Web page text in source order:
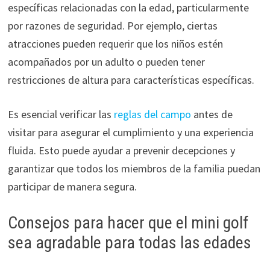
específicas relacionadas con la edad, particularmente
por razones de seguridad. Por ejemplo, ciertas
atracciones pueden requerir que los niños estén
acompañados por un adulto o pueden tener
restricciones de altura para características específicas.
Es esencial verificar las reglas del campo antes de
visitar para asegurar el cumplimiento y una experiencia
fluida. Esto puede ayudar a prevenir decepciones y
garantizar que todos los miembros de la familia puedan
participar de manera segura.
Consejos para hacer que el mini golf
sea agradable para todas las edades